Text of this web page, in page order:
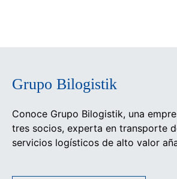
Grupo Bilogistik
Conoce Grupo Bilogistik, una
tres socios, experta en transporte
servicios logísticos de alto valor